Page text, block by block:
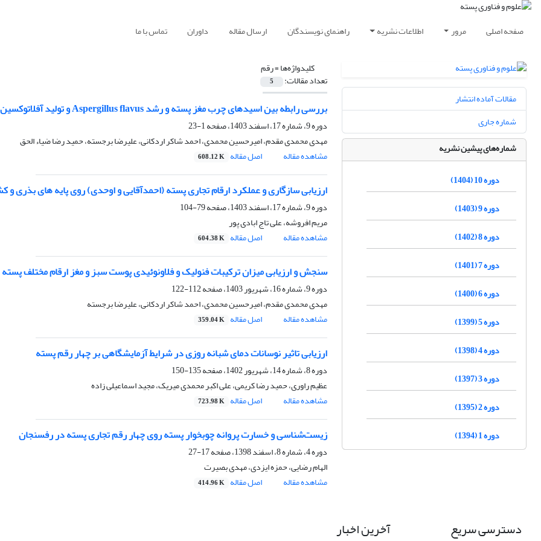
صفحه اصلی مرور اطلاعات نشریه راهنمای نویسندگان ارسال مقاله داوران تماس با ما
کلیدواژه‌ها =رقم
تعداد مقالات: 5
بررسی رابطه بین اسیدهای چرب مغز پسته و رشد Aspergillus flavus و تولید آفلاتوکسین در ارقام پسته ایران
دوره 9، شماره 17، اسفند 1403، صفحه
1-23
مهدی محمدی مقدم، امیرحسین محمدی، احمد شاکر اردکانی، علیرضا برجسته، حمید رضا ضیاء الحق
مشاهده مقاله
اصل مقاله 608.12 K
ارزیابی سازگاری و عملکرد ارقام تجاری پسته (احمدآقایی و اوحدی) روی پایه های بذری و
دوره 9، شماره 17، اسفند 1403، صفحه
79-104
مریم افروشه، علی تاج ابادی پور
مشاهده مقاله
اصل مقاله 604.38 K
سنجش و ارزیابی میزان ترکیبات فنولیک و فلاونوئیدی پوست سبز و مغز ارقام مختلف پسته
دوره 9، شماره 16، شهریور 1403، صفحه
112-122
مهدی محمدی مقدم، امیرحسین محمدی، احمد شاکر اردکانی، علیرضا برجسته
مشاهده مقاله
اصل مقاله 359.04 K
ارزیابی تاثیر نوسانات دمای شبانه روزی در شرایط آزمایشگاهی بر چهار رقم پسته
دوره 8، شماره 14، شهریور 1402، صفحه
135-150
عظیم راوری، حمید رضا کریمی، علی اکبر محمدی میریک، مجید اسماعیلی زاده
مشاهده مقاله
اصل مقاله 723.98 K
زیست‌شناسی و خسارت پروانه چوبخوار پسته روی چهار رقم تجاری پسته در رفسنجان
دوره 4، شماره 8، اسفند 1398، صفحه
17-27
الهام رضایی، حمزه ایزدی، مهدی بصیرت
مشاهده مقاله
اصل مقاله 414.96 K
مقالات آماده انتشار
شماره جاری
شماره‌های پیشین نشریه
دوره 10 (1404)
دوره 9 (1403)
دوره 8 (1402)
دوره 7 (1401)
دوره 6 (1400)
دوره 5 (1399)
دوره 4 (1398)
دوره 3 (1397)
دوره 2 (1395)
دوره 1 (1394)
دسترسی سریع آخرین اخبار